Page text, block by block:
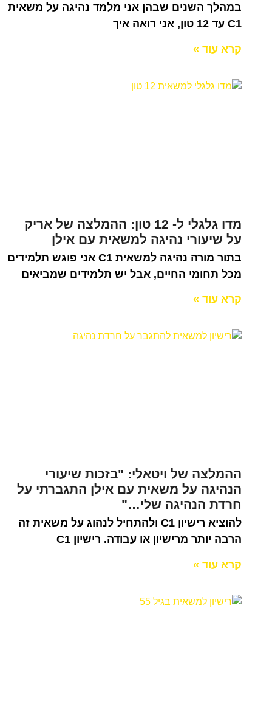
במהלך השנים שבהן אני מלמד נהיגה על משאית
C1 עד 12 טון, אני רואה איך
קרא עוד »
מדו גלגלי ל- 12 טון: ההמלצה של אריק
על שיעורי נהיגה למשאית עם אילן
בתור מורה נהיגה למשאית C1 אני פוגש תלמידים
מכל תחומי החיים, אבל יש תלמידים שמביאים
קרא עוד »
ההמלצה של ויטאלי: "בזכות שיעורי
הנהיגה על משאית עם אילן התגברתי על
חרדת הנהיגה שלי…"
להוציא רישיון C1 ולהתחיל לנהוג על משאית זה
הרבה יותר מרישיון או עבודה. רישיון C1
קרא עוד »